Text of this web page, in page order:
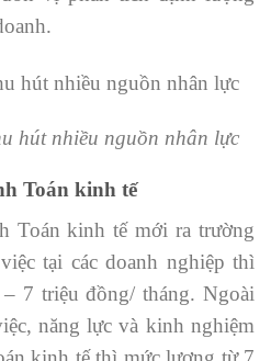
hút nhiều nguồn nhân lực
Toán kinh tế
Toán kinh tế mới ra trường
tại các doanh nghiệp thì
7 triệu đồng/ tháng. Ngoài
năng lực và kinh nghiệm